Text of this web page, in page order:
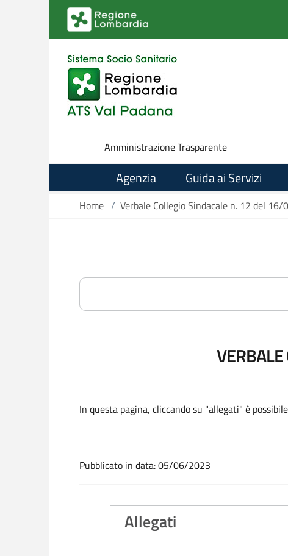
Salta al contenuto principale
Amministrazione Trasparente
Agenzia Guida ai Servizi
Home / Verbale Collegio Sindacale n. 12 del
In questa pagina, cliccando su "allegati" è
Pubblicato in data: 05/06/2023
Allegati